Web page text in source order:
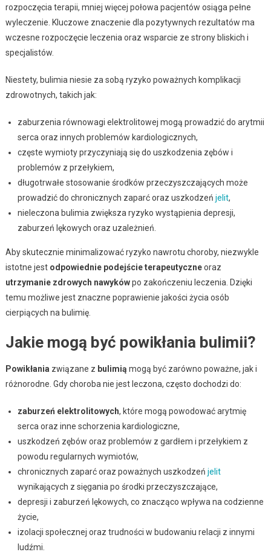
rozpoczęcia terapii, mniej więcej połowa pacjentów osiąga pełne
wyleczenie. Kluczowe znaczenie dla pozytywnych rezultatów ma
wczesne rozpoczęcie leczenia oraz wsparcie ze strony bliskich i
specjalistów.
Niestety, bulimia niesie za sobą ryzyko poważnych komplikacji
zdrowotnych, takich jak:
zaburzenia równowagi elektrolitowej mogą prowadzić do arytmii
serca oraz innych problemów kardiologicznych,
częste wymioty przyczyniają się do uszkodzenia zębów i
problemów z przełykiem,
długotrwałe stosowanie środków przeczyszczających może
prowadzić do chronicznych zaparć oraz uszkodzeń jelit,
nieleczona bulimia zwiększa ryzyko wystąpienia depresji,
zaburzeń lękowych oraz uzależnień.
Aby skutecznie minimalizować ryzyko nawrotu choroby, niezwykle
istotne jest odpowiednie podejście terapeutyczneoraz
utrzymanie zdrowych nawykówpo zakończeniu leczenia. Dzięki
temu możliwe jest znaczne poprawienie jakości życia osób
cierpiących na bulimię.
Jakie mogą być powikłania bulimii?
Powikłania związane z bulimią mogą być zarówno poważne, jak i
różnorodne. Gdy choroba nie jest leczona, często dochodzi do:
zaburzeń elektrolitowych, które mogą powodować arytmię
serca oraz inne schorzenia kardiologiczne,
uszkodzeń zębów oraz problemów z gardłem i przełykiem z
powodu regularnych wymiotów,
chronicznych zaparć oraz poważnych uszkodzeń jelit
wynikających z sięgania po środki przeczyszczające,
depresji i zaburzeń lękowych, co znacząco wpływa na codzienne
życie,
izolacji społecznej oraz trudności w budowaniu relacji z innymi
ludźmi.